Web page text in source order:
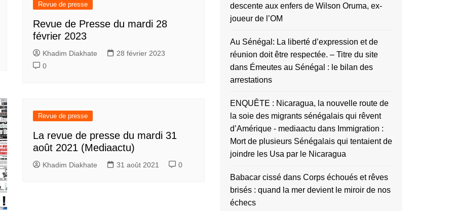
Revue de presse
Revue de Presse du mardi 28
février 2023
Khadim Diakhate
28 février 2023
0
Revue de presse
La revue de presse du mardi 31
août 2021 (Mediaactu)
Khadim Diakhate 31 août 2021 0
descente aux enfers de Wilson Oruma, ex-
joueur de l’OM
Au Sénégal: La liberté d’expression et de
réunion doit être respectée. – Titre du site
dans Émeutes au Sénégal : le bilan des
arrestations
ENQUÊTE : Nicaragua, la nouvelle route de
la soie des migrants sénégalais qui rêvent
d’Amérique - mediaactu dans Immigration :
Mort de plusieurs Sénégalais qui tentaient de
joindre les Usa par le Nicaragua
Babacar cissé dans Corps échoués et rêves
brisés : quand la mer devient le miroir de nos
échecs